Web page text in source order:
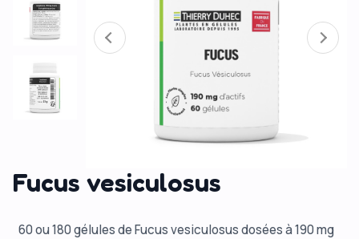
Fucus vesiculosus
60 ou 180 gélules de Fucus vesiculosus dosées à 190 mg